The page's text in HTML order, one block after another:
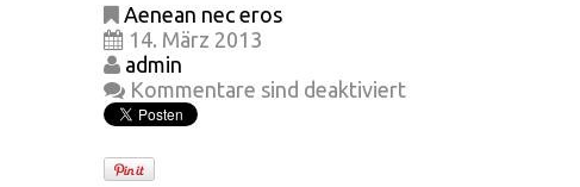
Aenean nec eros
14. März 2013
admin
Kommentare sind deaktiviert